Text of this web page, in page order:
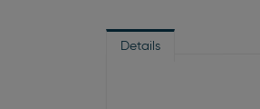
Details